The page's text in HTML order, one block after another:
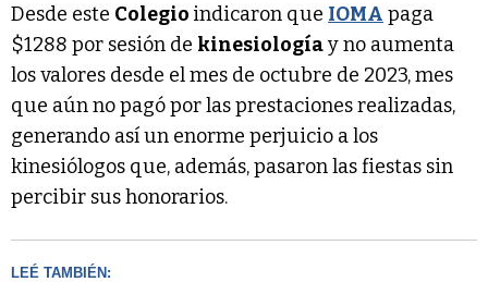
Desde este Colegio indicaron que IOMA paga
$1288 por sesión de kinesiologíay no aumenta
los valores desde el mes de octubre de 2023, mes
que aún no pagó por las prestaciones realizadas,
generando así un enorme perjuicio a los
kinesiólogos que, además, pasaron las fiestas sin
percibir sus honorarios.
LEÉ TAMBIÉN: